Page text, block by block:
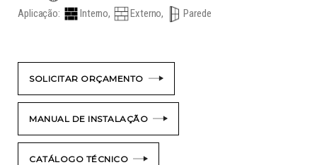
Aplicação:
Interno, Externo, Parede
SOLICITAR ORÇAMENTO
MANUAL DE INSTALAÇÃO
CATÁLOGO TÉCNICO